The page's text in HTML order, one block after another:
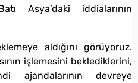
Asya’daki iddialarının
aldığını görüyoruz.
işlemesini beklediklerini,
ajandalarının devreye